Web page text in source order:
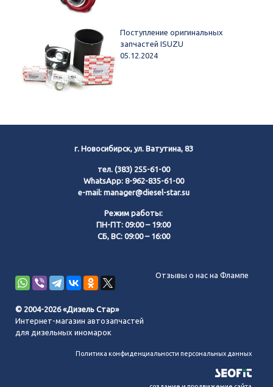
Поступление оригинальных
запчастей ISUZU
05.12.2024
г. Новосибирск, ул. Ватутина, 83
тел. (383) 255-61-00
WhatsApp: 8-962-835-61-00
e-mail: manager@diesel-star.su
Режим работы:
ПН-ПТ: 09:00 – 19:00
СБ, ВС: 09:00 – 16:00
Отзывы о нас на Флампе
© 2004-2026 «Дизель Стар»
Интернет-магазин автозапчастей
для дизельных иномарок
Политика конфиденциальности персональных данных